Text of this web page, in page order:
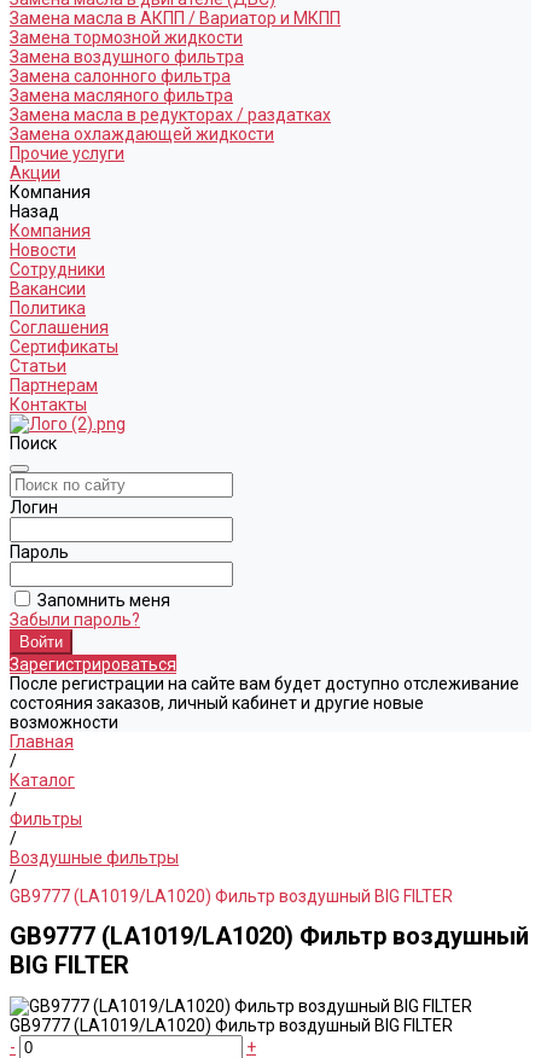
Замена масла в АКПП / Вариатор и МКПП
Замена тормозной жидкости
Замена воздушного фильтра
Замена салонного фильтра
Замена масляного фильтра
Замена масла в редукторах / раздатках
Замена охлаждающей жидкости
Прочие услуги
Акции
Компания
Назад
Компания
Новости
Сотрудники
Вакансии
Политика
Соглашения
Сертификаты
Статьи
Партнерам
Контакты
Поиск
Логин
Пароль
Запомнить меня
Забыли пароль?
Зарегистрироваться
После регистрации на сайте вам будет доступно отслеживание
состояния заказов, личный кабинет и другие новые
возможности
Главная
/
Каталог
/
Фильтры
/
Воздушные фильтры
/
GB9777 (LA1019/LA1020) Фильтр воздушный BIG FILTER
GB9777 (LA1019/LA1020) Фильтр воздушный
BIG FILTER
GB9777 (LA1019/LA1020) Фильтр воздушный BIG FILTER
-
+